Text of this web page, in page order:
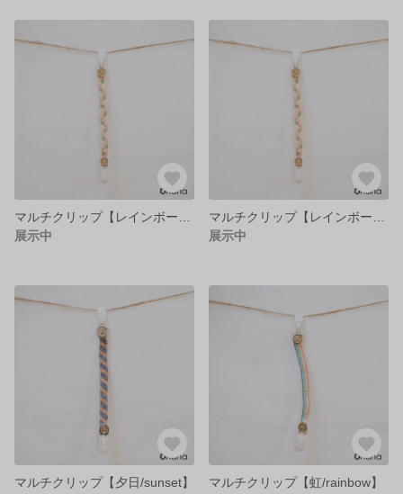
展示中
展示中
マルチクリップ【夕日/sunset】
マルチクリップ【虹/rainbow】